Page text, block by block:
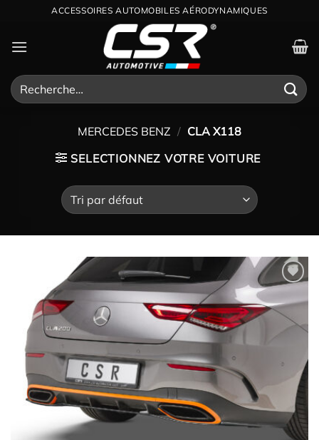
contenu
ACCESSOIRES AUTOMOBILES AÉRODYNAMIQUES
Recherche
pour :
MERCEDES BENZ / CLA X118
SELECTIONNEZ VOTRE VOITURE
Ajouter
à la